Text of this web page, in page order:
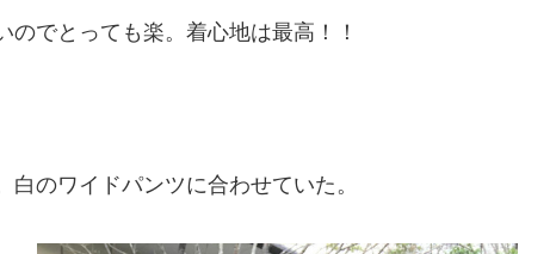
のでとっても楽。着心地は最高！！
白のワイドパンツに合わせていた。